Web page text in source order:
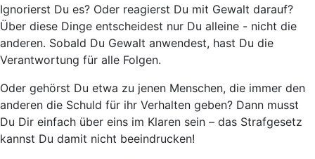
Ignorierst Du es? Oder reagierst Du mit Gewalt darauf?
Über diese Dinge entscheidest nur Du alleine - nicht die
anderen. Sobald Du Gewalt anwendest, hast Du die
Verantwortung für alle Folgen.
Oder gehörst Du etwa zu jenen Menschen, die immer den
anderen die Schuld für ihr Verhalten geben? Dann musst
Du Dir einfach über eins im Klaren sein – das Strafgesetz
kannst Du damit nicht beeindrucken!